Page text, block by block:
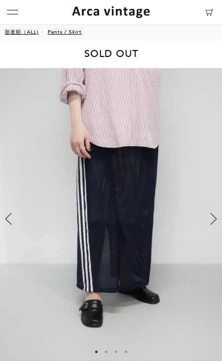
新着順（ALL) Pants / Skirt
SOLD OUT